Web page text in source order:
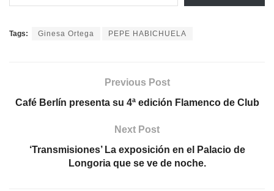
Tags: Ginesa Ortega PEPE HABICHUELA
Previous Post
Café Berlín presenta su 4ª edición Flamenco de Club
Next Post
‘Transmisiones’ La exposición en el Palacio de
Longoria que se ve de noche.